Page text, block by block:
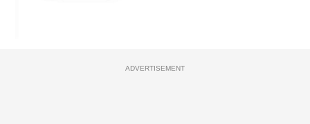
ADVERTISEMENT